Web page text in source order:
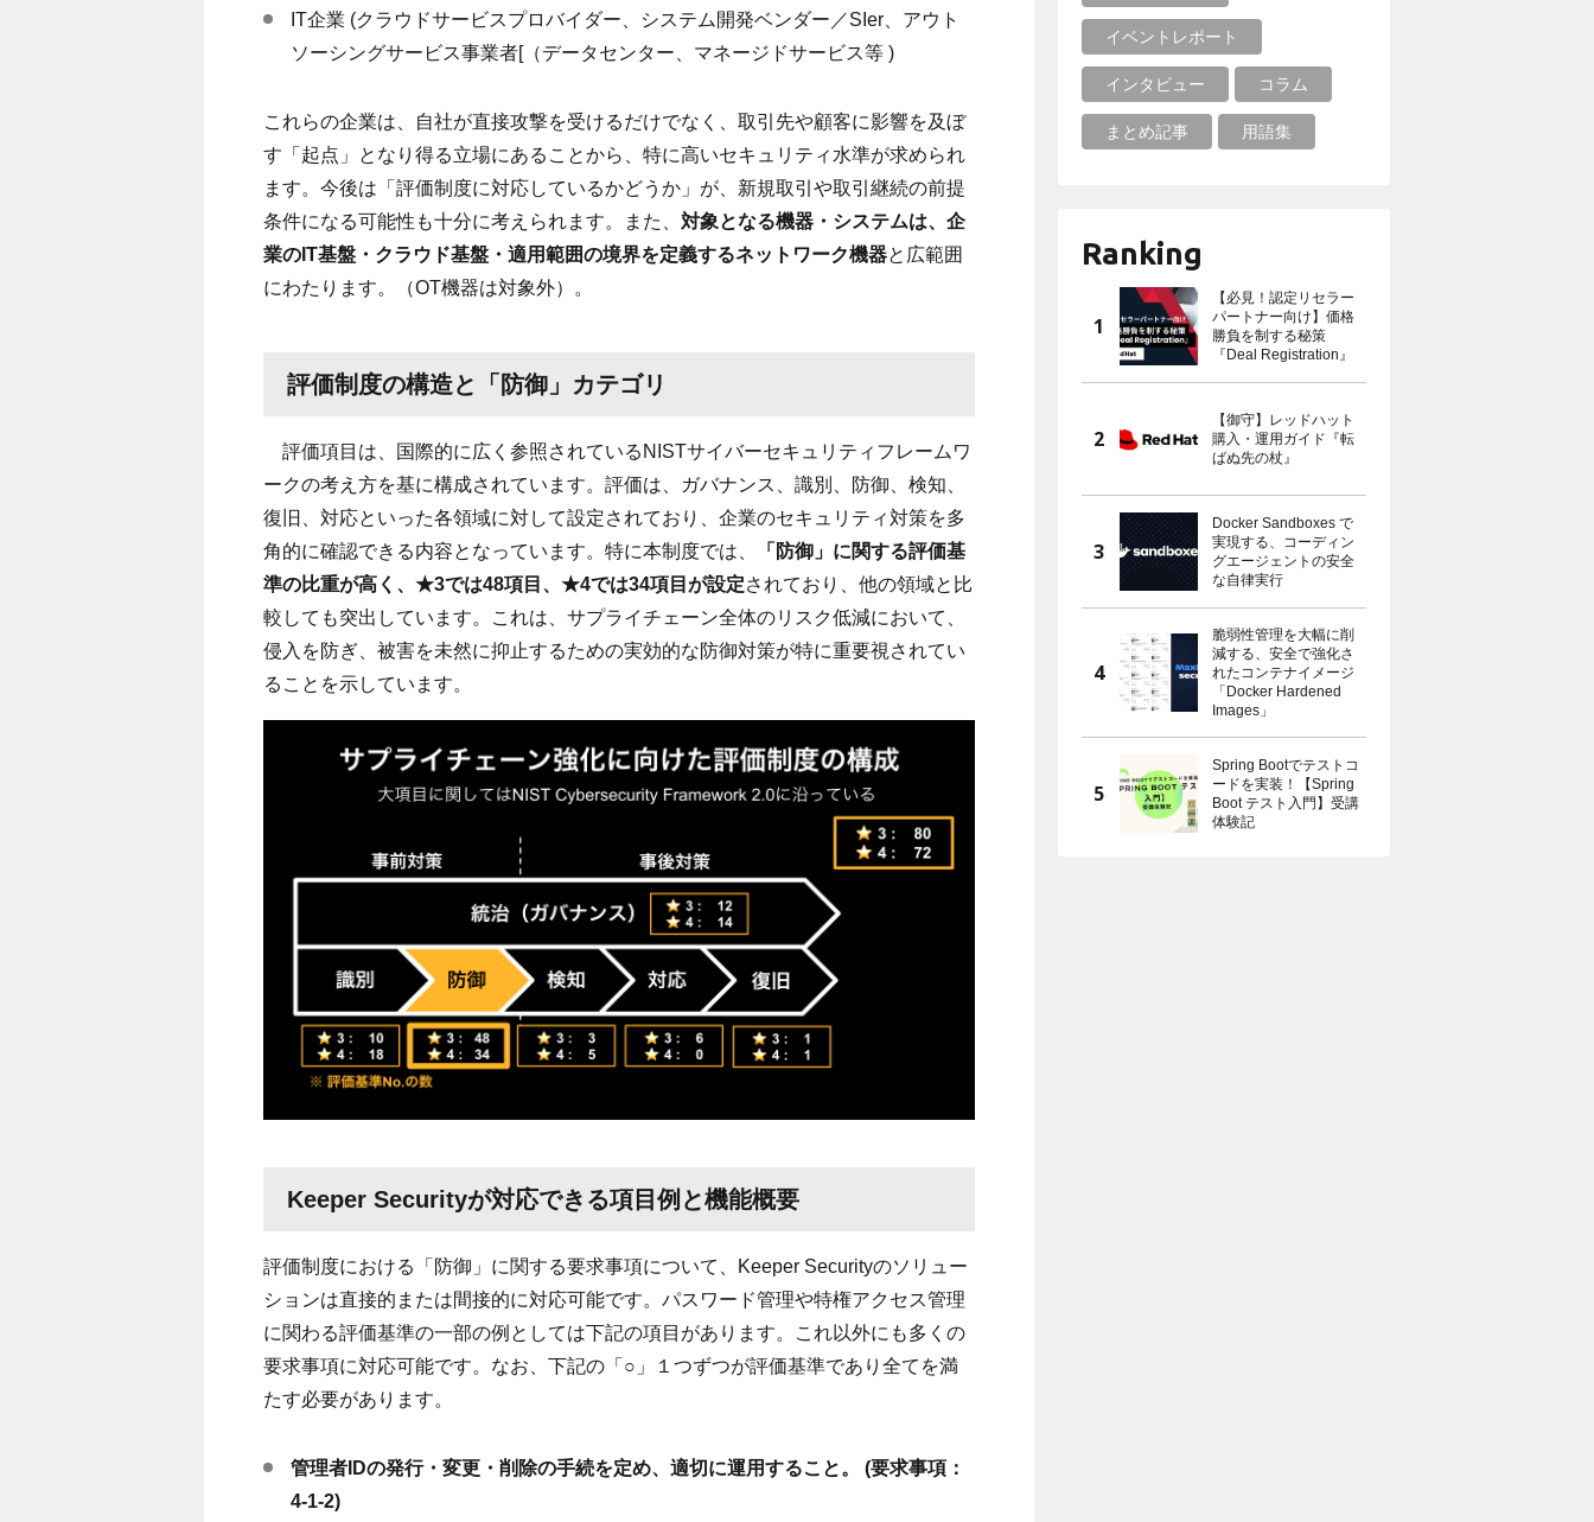
IT企業 (クラウドサービスプロバイダー、システム開発ベンダー／SIer 、アウト
ソーシングサービス事業者[（データセンター、マネージドサービス等 )
これらの企業は、自社が直接攻撃を受けるだけでなく、取引先や顧客に影響を及ぼ
す「起点」となり得る立場にあることから、特に高いセキュリティ水準が求められ
ます。今後は「評価制度に対応しているかどうか」が、新規取引や取引継続の前提
条件になる可能性も十分に考えられます。また、 対象となる機器・システムは、企
業の IT基盤・クラウド基盤・適用範囲の境界を定義するネットワーク機器と広範囲
にわたります。（OT機器は対象外）。
評価制度の構造と「防御」カテゴリ
評価項目は、国際的に広く参照されている NISTサイバーセキュリティフレームワ
ークの考え方を基に構成されています。評価は、ガバナンス、識別、防御、検知、
復旧、対応といった各領域に対して設定されており、企業のセキュリティ対策を多
角的に確認できる内容となっています。特に本制度では、
「防御」に関する評価基
準の比重が高く、 ★3では48項目、 ★4では34項目が設定されており、他の領域と比
較しても突出しています。これは、サプライチェーン全体のリスク低減において、
侵入を防ぎ、被害を未然に抑止するための実効的な防御対策が特に重要視されてい
ることを示しています。
Keeper Securityが対応できる項目例と機能概要
評価制度における「防御」に関する要求事項について、 Keeper Securityのソリュー
ションは直接的または間接的に対応可能です。パスワード管理や特権アクセス管理
に関わる評価基準の一部の例としては下記の項目があります。これ以外にも多くの
要求事項に対応可能です。なお、下記の「 ○ 」１つずつが評価基準であり全てを満
たす必要があります。
管理者 IDの発行・変更・削除の手続を定め、適切に運用すること。 (要求事項：
4-1-2)
イベントレポート
インタビュー コラム
まとめ記事 用語集
Ranking
【必見！認定リセラー
パートナー向け】価格
勝負を制する秘策
『Deal Registration』
【御守】レッドハット
購入・運用ガイド『転
ばぬ先の杖』
Docker Sandboxes で
実現する、コーディン
グエージェントの安全
な自律実行
脆弱性管理を大幅に削
減する、安全で強化さ
れたコンテナイメージ
「Docker Hardened
Images」
Spring Bootでテストコ
ードを実装！【Spring
Boot テスト入門】受講
体験記